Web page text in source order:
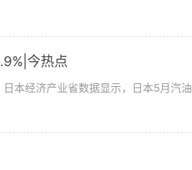
今热点
日本经济产业省数据显示，日本5月汽油